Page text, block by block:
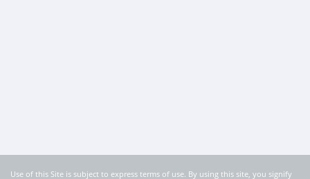
Use of this Site is subject to express terms of use. By using this site, you signify